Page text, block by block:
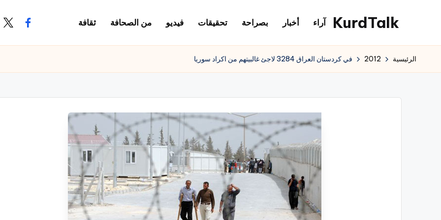
المحتوى
KurdTalk
اخبار
آراء أخبار بصراحة تحقيقات فيديو من الصحافة ثقافة
الرئيسية 2012 في كردستان العراق 3284 لاجئ غالبيتهم من اكراد سوريا